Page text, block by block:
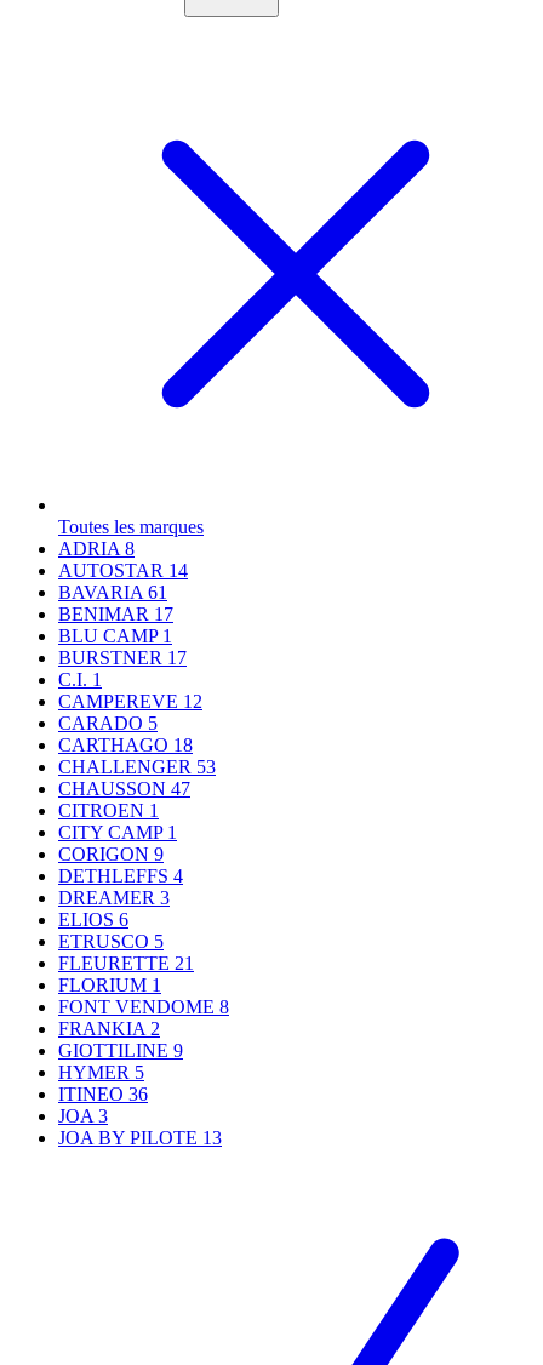
Toutes les marques
ADRIA 8
AUTOSTAR 14
BAVARIA 61
BENIMAR 17
BLU CAMP 1
BURSTNER 17
C.I. 1
CAMPEREVE 12
CARADO 5
CARTHAGO 18
CHALLENGER 53
CHAUSSON 47
CITROEN 1
CITY CAMP 1
CORIGON 9
DETHLEFFS 4
DREAMER 3
ELIOS 6
ETRUSCO 5
FLEURETTE 21
FLORIUM 1
FONT VENDOME 8
FRANKIA 2
GIOTTILINE 9
HYMER 5
ITINEO 36
JOA 3
JOA BY PILOTE 13